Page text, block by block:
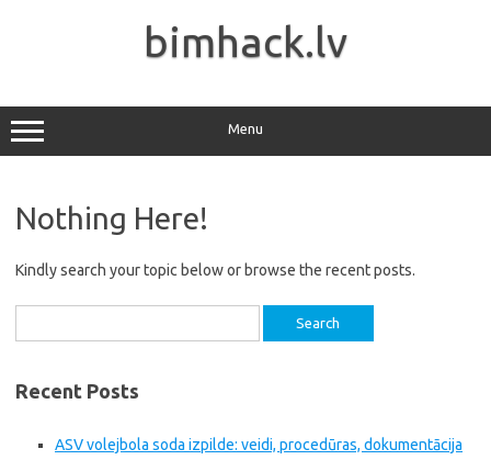
bimhack.lv
Menu
Nothing Here!
Kindly search your topic below or browse the recent posts.
for:
Recent Posts
ASV volejbola soda izpilde: veidi, procedūras, dokumentācija